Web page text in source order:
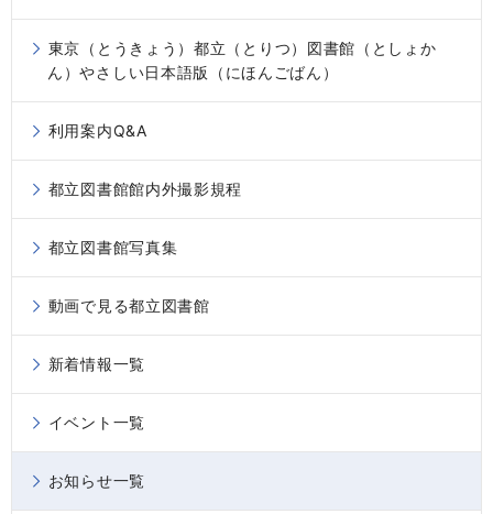
東京（とうきょう）都立（とりつ）図書館（としょか
ん）やさしい日本語版（にほんごばん）
利用案内Q&A
都立図書館館内外撮影規程
都立図書館写真集
動画で見る都立図書館
新着情報一覧
イベント一覧
お知らせ一覧